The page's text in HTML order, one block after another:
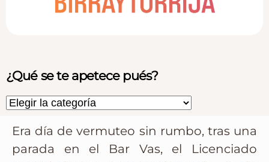
Era día de vermuteo sin rumbo, tras una
parada en el Bar Vas, el Licenciado
¿Qué se te apetece pués?